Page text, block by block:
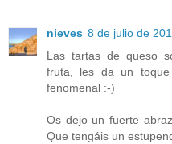
nieves 8 de julio de
Las tartas de queso
fruta, les da un toque
fenomenal :-)
Os dejo un fuerte
Que tengáis un